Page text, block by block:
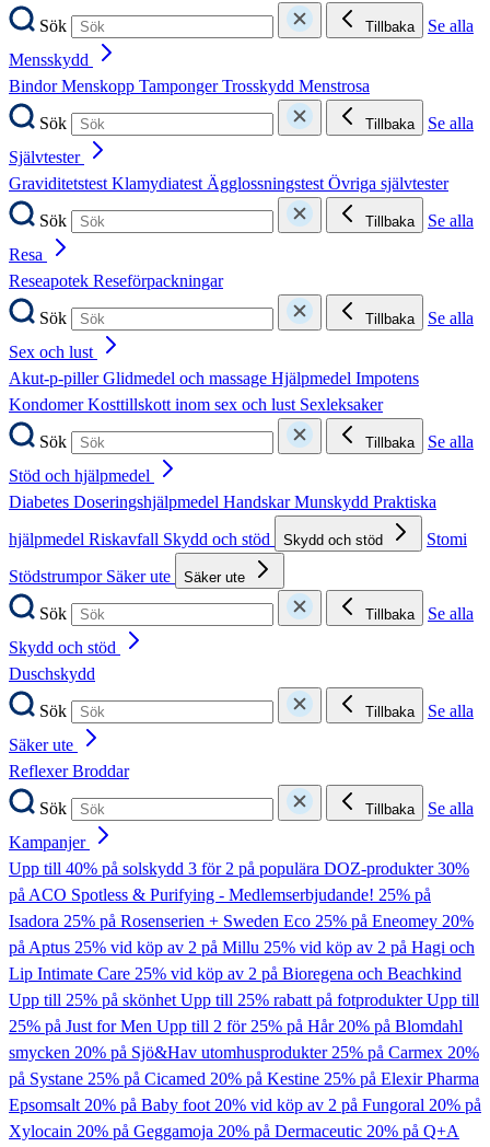
Sök
Tillbaka
Se alla
Mensskydd
BindorMenskopp TampongerTrosskydd Menstrosa
Sök
Tillbaka
Se alla
Självtester
GraviditetstestKlamydiatestÄgglossningstestÖvriga självtester
Sök
Tillbaka
Se alla
Resa
Reseapotek Reseförpackningar
Sök
Tillbaka
Se alla
Sex och lust
Akut-p-pillerGlidmedel och massage Hjälpmedel Impotens
KondomerKosttillskott inom sex och lust Sexleksaker
Sök
Tillbaka
Se alla
Stöd och hjälpmedel
Diabetes Doseringshjälpmedel HandskarMunskydd Praktiska
hjälpmedel Riskavfall Skydd och stöd Skydd och stöd
Stomi
Stödstrumpor Säker ute Säker ute
Sök Tillbaka
Se alla
Skydd och stöd
Duschskydd
Sök
Tillbaka
Se alla
Säker ute
ReflexerBroddar
Sök
Tillbaka
Se alla
Kampanjer
Upp till 40% på solskydd 3 för 2 på populära DOZ-produkter30%
på ACO Spotless & Purifying - Medlemserbjudande! 25% på
Isadora 25% på Rosenserien + Sweden Eco 25% på Eneomey 20%
på Aptus 25% vid köp av 2 på Millu 25% vid köp av 2 på Hagi och
Lip Intimate Care 25% vid köp av 2 på Bioregena och Beachkind
Upp till 25% på skönhetUpp till 25% rabatt på fotprodukterUpp till
25% på Just for Men Upp till 2 för 25% på Hår20% på Blomdahl
smycken 20% på Sjö&Hav utomhusprodukter25% på Carmex 20%
på Systane 25% på Cicamed 20% på Kestine 25% på Elexir Pharma
Epsomsalt20% på Baby foot20% vid köp av 2 på Fungoral 20% på
Xylocain 20% på Geggamoja 20% på Dermaceutic 20% på Q+A